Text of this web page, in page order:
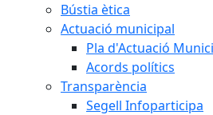
Bústia ètica
Actuació municipal
Pla d'Actuació
Acords polítics
Transparència
Segell Infoparticipa